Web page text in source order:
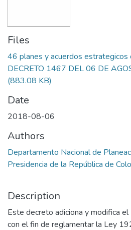
Files
46 planes y acuerdos estrategicos
DECRETO 1467 DEL 06 DE
(883.08 KB)
Date
2018-08-06
Authors
Departamento Nacional de
Presidencia de la República de
Description
Este decreto adiciona y modifica
con el fin de reglamentar la Ley